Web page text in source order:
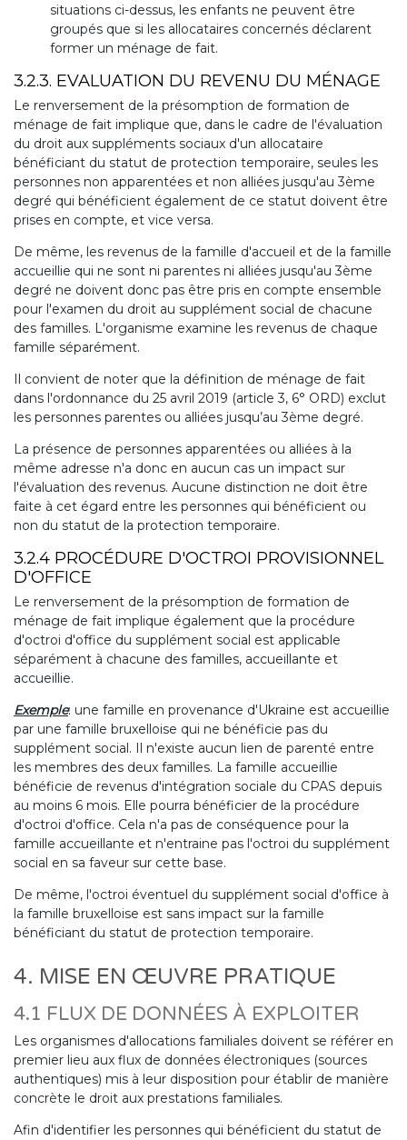
situations ci-dessus, les enfants ne peuvent être
groupés que si les allocataires concernés déclarent
former un ménage de fait.
3.2.3. EVALUATION DU REVENU DU MÉNAGE
Le renversement de la présomption de formation de
ménage de fait implique que, dans le cadre de l'évaluation
du droit aux suppléments sociaux d'un allocataire
bénéficiant du statut de protection temporaire, seules les
personnes non apparentées et non alliées jusqu'au 3ème
degré qui bénéficient également de ce statut doivent être
prises en compte, et vice versa.
De même, les revenus de la famille d'accueil et de la famille
accueillie qui ne sont ni parentes ni alliées jusqu'au 3ème
degré ne doivent donc pas être pris en compte ensemble
pour l'examen du droit au supplément social de chacune
des familles. L'organisme examine les revenus de chaque
famille séparément.
Il convient de noter que la définition de ménage de fait
dans l'ordonnance du 25 avril 2019 (article 3, 6° ORD) exclut
les personnes parentes ou alliées jusqu’au 3ème degré.
La présence de personnes apparentées ou alliées à la
même adresse n'a donc en aucun cas un impact sur
l'évaluation des revenus. Aucune distinction ne doit être
faite à cet égard entre les personnes qui bénéficient ou
non du statut de la protection temporaire.
3.2.4 PROCÉDURE D'OCTROI PROVISIONNEL
D'OFFICE
Le renversement de la présomption de formation de
ménage de fait implique également que la procédure
d'octroi d'office du supplément social est applicable
séparément à chacune des familles, accueillante et
accueillie.
Exemple: une famille en provenance d'Ukraine est accueillie
par une famille bruxelloise qui ne bénéficie pas du
supplément social. Il n'existe aucun lien de parenté entre
les membres des deux familles. La famille accueillie
bénéficie de revenus d'intégration sociale du CPAS depuis
au moins 6 mois. Elle pourra bénéficier de la procédure
d'octroi d'office. Cela n'a pas de conséquence pour la
famille accueillante et n'entraine pas l'octroi du supplément
social en sa faveur sur cette base.
De même, l'octroi éventuel du supplément social d'office à
la famille bruxelloise est sans impact sur la famille
bénéficiant du statut de protection temporaire.
4. MISE EN ŒUVRE PRATIQUE
4.1 FLUX DE DONNÉES À EXPLOITER
Les organismes d'allocations familiales doivent se référer en
premier lieu aux flux de données électroniques (sources
authentiques) mis à leur disposition pour établir de manière
concrète le droit aux prestations familiales.
Afin d'identifier les personnes qui bénéficient du statut de